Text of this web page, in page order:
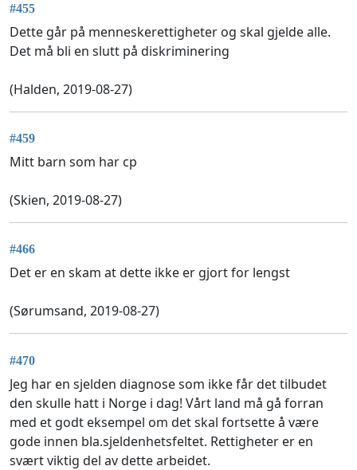
#455
Dette går på menneskerettigheter og skal gjelde alle.
Det må bli en slutt på diskriminering
(Halden, 2019-08-27)
#459
Mitt barn som har cp
(Skien, 2019-08-27)
#466
Det er en skam at dette ikke er gjort for lengst
(Sørumsand, 2019-08-27)
#470
Jeg har en sjelden diagnose som ikke får det tilbudet
den skulle hatt i Norge i dag! Vårt land må gå forran
med et godt eksempel om det skal fortsette å være
gode innen bla.sjeldenhetsfeltet. Rettigheter er en
svært viktig del av dette arbeidet.